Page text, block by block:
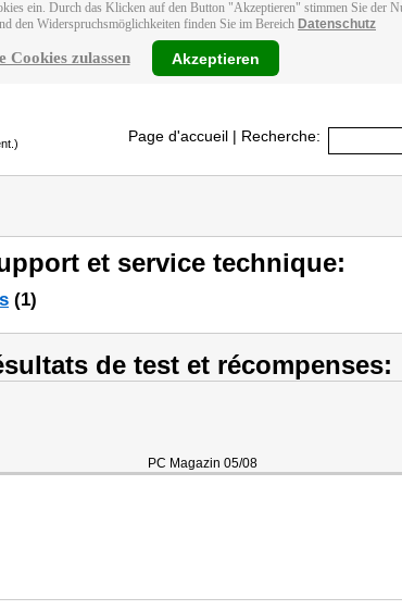
ein. Durch das Klicken auf den Button "Akzeptieren" stimmen Sie der
den Widerspruchsmöglichkeiten finden Sie im Bereich Datenschutz
Cookies zulassen Akzeptieren
Page d'accueil | Recherche:
et service technique:
(1)
de test et récompenses:
PC Magazin 05/08